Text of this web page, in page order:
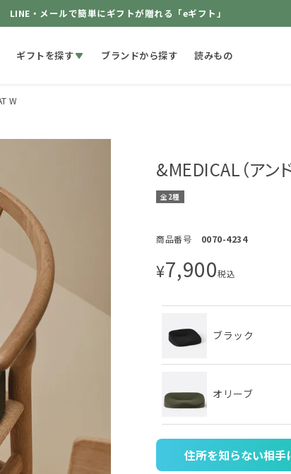
LINE・メールで簡単にギフトが贈れる「eギフト」
ギフトを探す ブランドから探す 読みもの
W
&MEDICAL（アン
全2種
商品番号 0070-4234
¥7,900税込
ブラック
オリーブ
住所を知らない相手